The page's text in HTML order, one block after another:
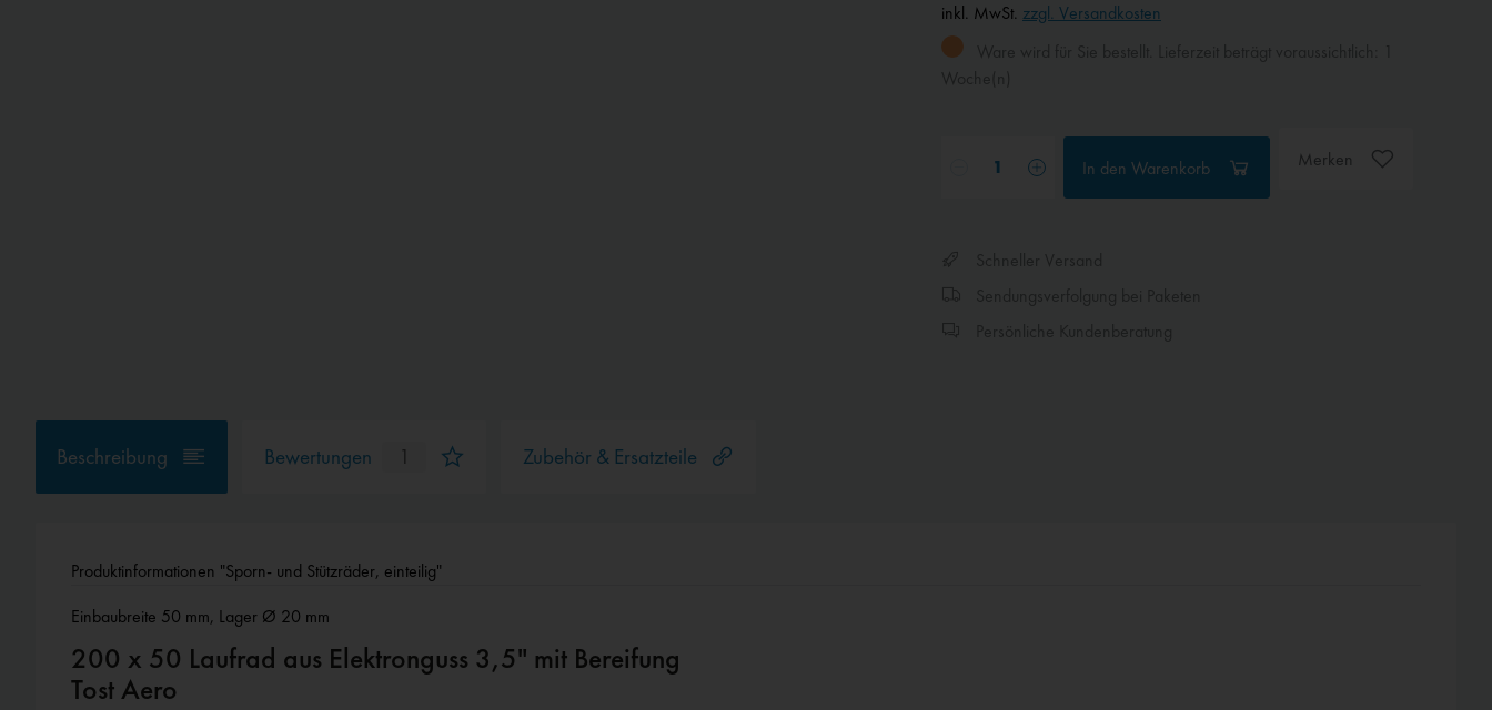
inkl. MwSt. zzgl. Versandkosten
In den Warenkorb Merken
Beschreibung Bewertungen 1 Zubehör & Ersatzteile
Produktinformationen "Sporn- und Stützräder, einteilig"
Einbaubreite 50 mm, Lager Ø 20 mm
200 x 50 Laufrad aus Elektronguss 3,5" mit Bereifung
Tost Aero